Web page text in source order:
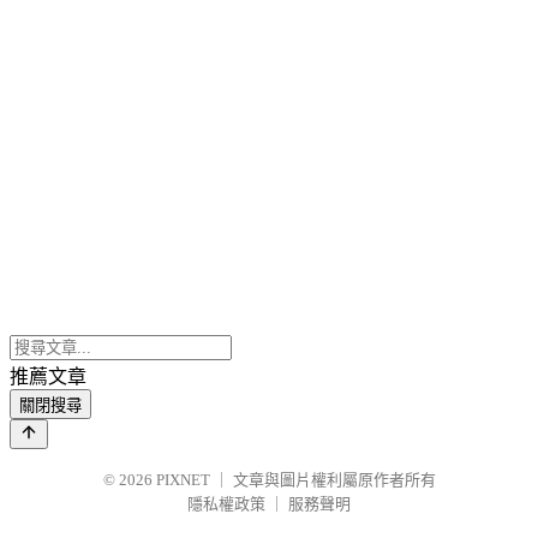
推薦文章
關閉搜尋
© 2026 PIXNET
文章與圖片權利屬原作者所有
隱私權政策
服務聲明